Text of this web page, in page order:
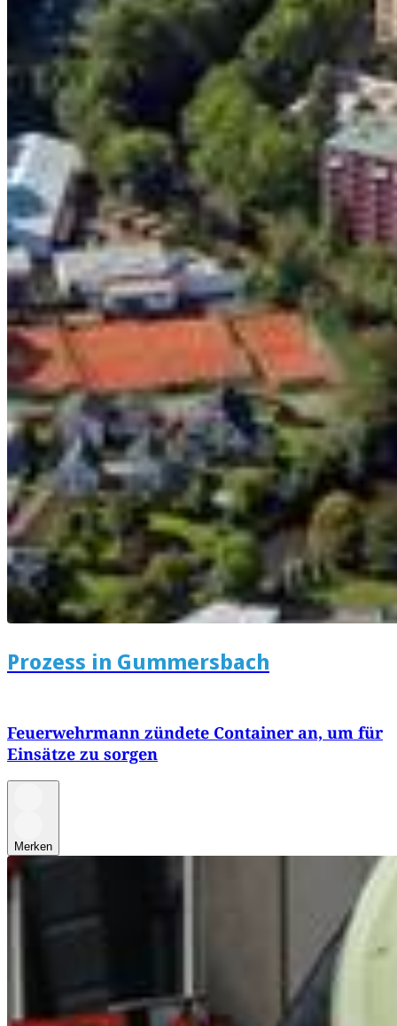
Prozess in Gummersbach
Feuerwehrmann zündete Container an, um für
Einsätze zu sorgen
Merken